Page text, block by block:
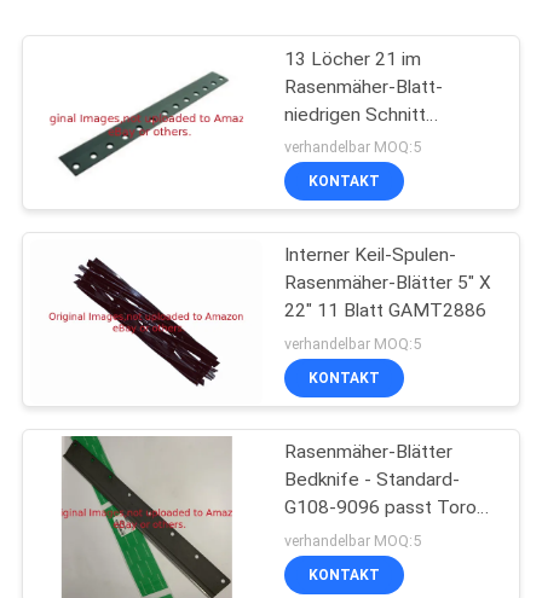
13 Löcher 21 im
Rasenmäher-Blatt-
niedrigen Schnitt
Bedknife G93-4262
passt Toro-Mäher
verhandelbar MOQ:5
KONTAKT
Interner Keil-Spulen-
Rasenmäher-Blätter 5" X
22" 11 Blatt GAMT2886
verhandelbar MOQ:5
KONTAKT
Rasenmäher-Blätter
Bedknife - Standard-
G108-9096 passt Toro
Reelmaster
verhandelbar MOQ:5
KONTAKT